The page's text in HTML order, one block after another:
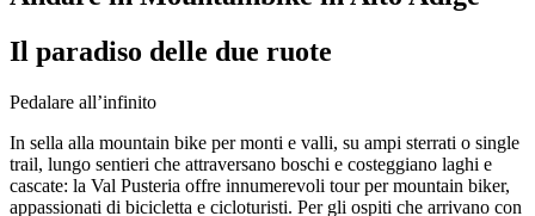
Il paradiso delle due ruote
Pedalare all’infinito
In sella alla mountain bike per monti e valli, su ampi sterrati o single
trail, lungo sentieri che attraversano boschi e costeggiano laghi e
cascate: la Val Pusteria offre innumerevoli tour per mountain biker,
appassionati di bicicletta e cicloturisti. Per gli ospiti che arrivano con